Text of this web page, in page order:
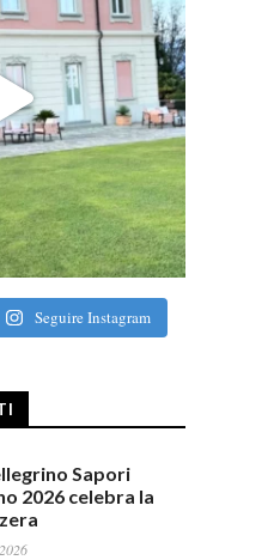
Seguire Instagram
Sapori
2026 celebra la